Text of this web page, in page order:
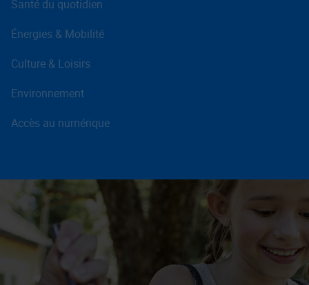
Santé du quotidien
Énergies & Mobilité
Culture & Loisirs
Environnement
Accès au numérique